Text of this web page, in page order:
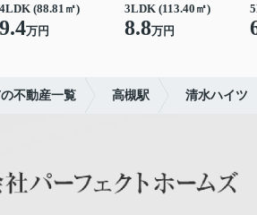
4LDK (88.81㎡)
9.4万円
3LDK (113.40㎡)
8.8万円
不動産一覧 高槻駅 清水ハイツ